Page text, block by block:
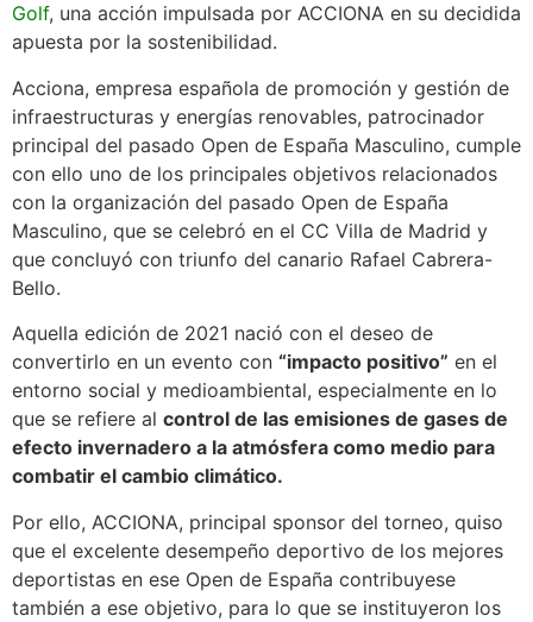
Golf, una acción impulsada por ACCIONA en su decidida
apuesta por la sostenibilidad.
Acciona, empresa española de promoción y gestión de
infraestructuras y energías renovables, patrocinador
principal del pasado Open de España Masculino, cumple
con ello uno de los principales objetivos relacionados
con la organización del pasado Open de España
Masculino, que se celebró en el CC Villa de Madrid y
que concluyó con triunfo del canario Rafael Cabrera-
Bello.
Aquella edición de 2021 nació con el deseo de
convertirlo en un evento con “impacto positivo” en el
entorno social y medioambiental, especialmente en lo
que se refiere al control de las emisiones de gases de
efecto invernadero a la atmósfera como medio para
combatir el cambio climático.
Por ello, ACCIONA, principal sponsor del torneo, quiso
que el excelente desempeño deportivo de los mejores
deportistas en ese Open de España contribuyese
también a ese objetivo, para lo que se instituyeron los